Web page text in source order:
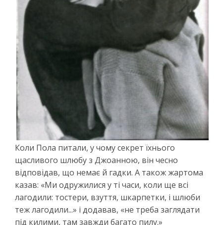
Коли Пола питали, у чому секрет їхнього
щасливого шлюбу з Джоанною, він чесно
відповідав, що немає й гадки. А також жартома
казав: «Ми одружилися у ті часи, коли ще всі
лагодили: тостери, взуття, шкарпетки, і шлюби
теж лагодили...» і додавав, «не треба заглядати
під килими, там завжди багато пилу.»